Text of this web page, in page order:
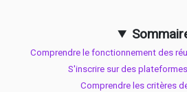
Comprendre le fonctionnement des
S'inscrire sur des
Comprendre les critères